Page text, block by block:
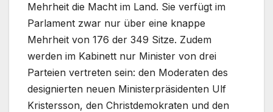
Mehrheit die Macht im Land. Sie verfügt im
Parlament zwar nur über eine knappe
Mehrheit von 176 der 349 Sitze. Zudem
werden im Kabinett nur Minister von drei
Parteien vertreten sein: den Moderaten des
designierten neuen Ministerpräsidenten Ulf
Kristersson, den Christdemokraten und den